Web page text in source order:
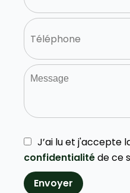
J’ai lu et j'accepte
confidentialitéde ce
Envoyer